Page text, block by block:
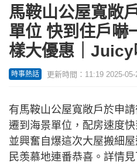
馬鞍山公屋寬敞
單位 快到住戶嚇
樣大優惠｜Juicy
時事熱話 更新時間：11:19 2025-
有馬鞍山公屋寬敞戶於申
遷到海景單位，配房速度
並興奮自爆這次大屋搬細
民羡慕地連番恭喜。詳情見